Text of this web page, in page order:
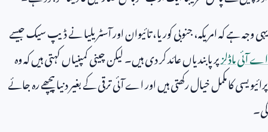
یہی وجہ ہے کہ امریکہ، جنوبی کوریا، تائیوان اور آسٹریلیا نے ڈیپ سیک جیسے
اے آئی ماڈلزپر پابندیاں عائد کر دی ہیں۔ لیکن چینی کمپنیاں کہتی ہیں کہ وہ
پرائیویسی کا مکمل خیال رکھتی ہیں اور اے آئی ترقی کے بغیر دنیا پیچھے رہ جائے
گی۔